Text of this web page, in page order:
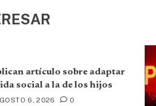
artículo sobre adaptar
social a la de los hijos
6, 2026 0